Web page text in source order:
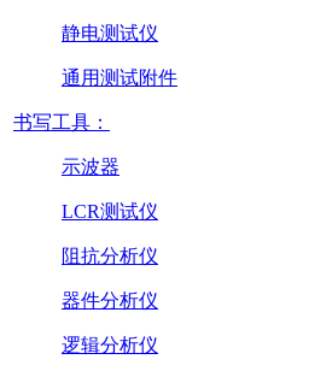
静电测试仪
通用测试附件
书写工具：
示波器
LCR测试仪
阻抗分析仪
器件分析仪
逻辑分析仪